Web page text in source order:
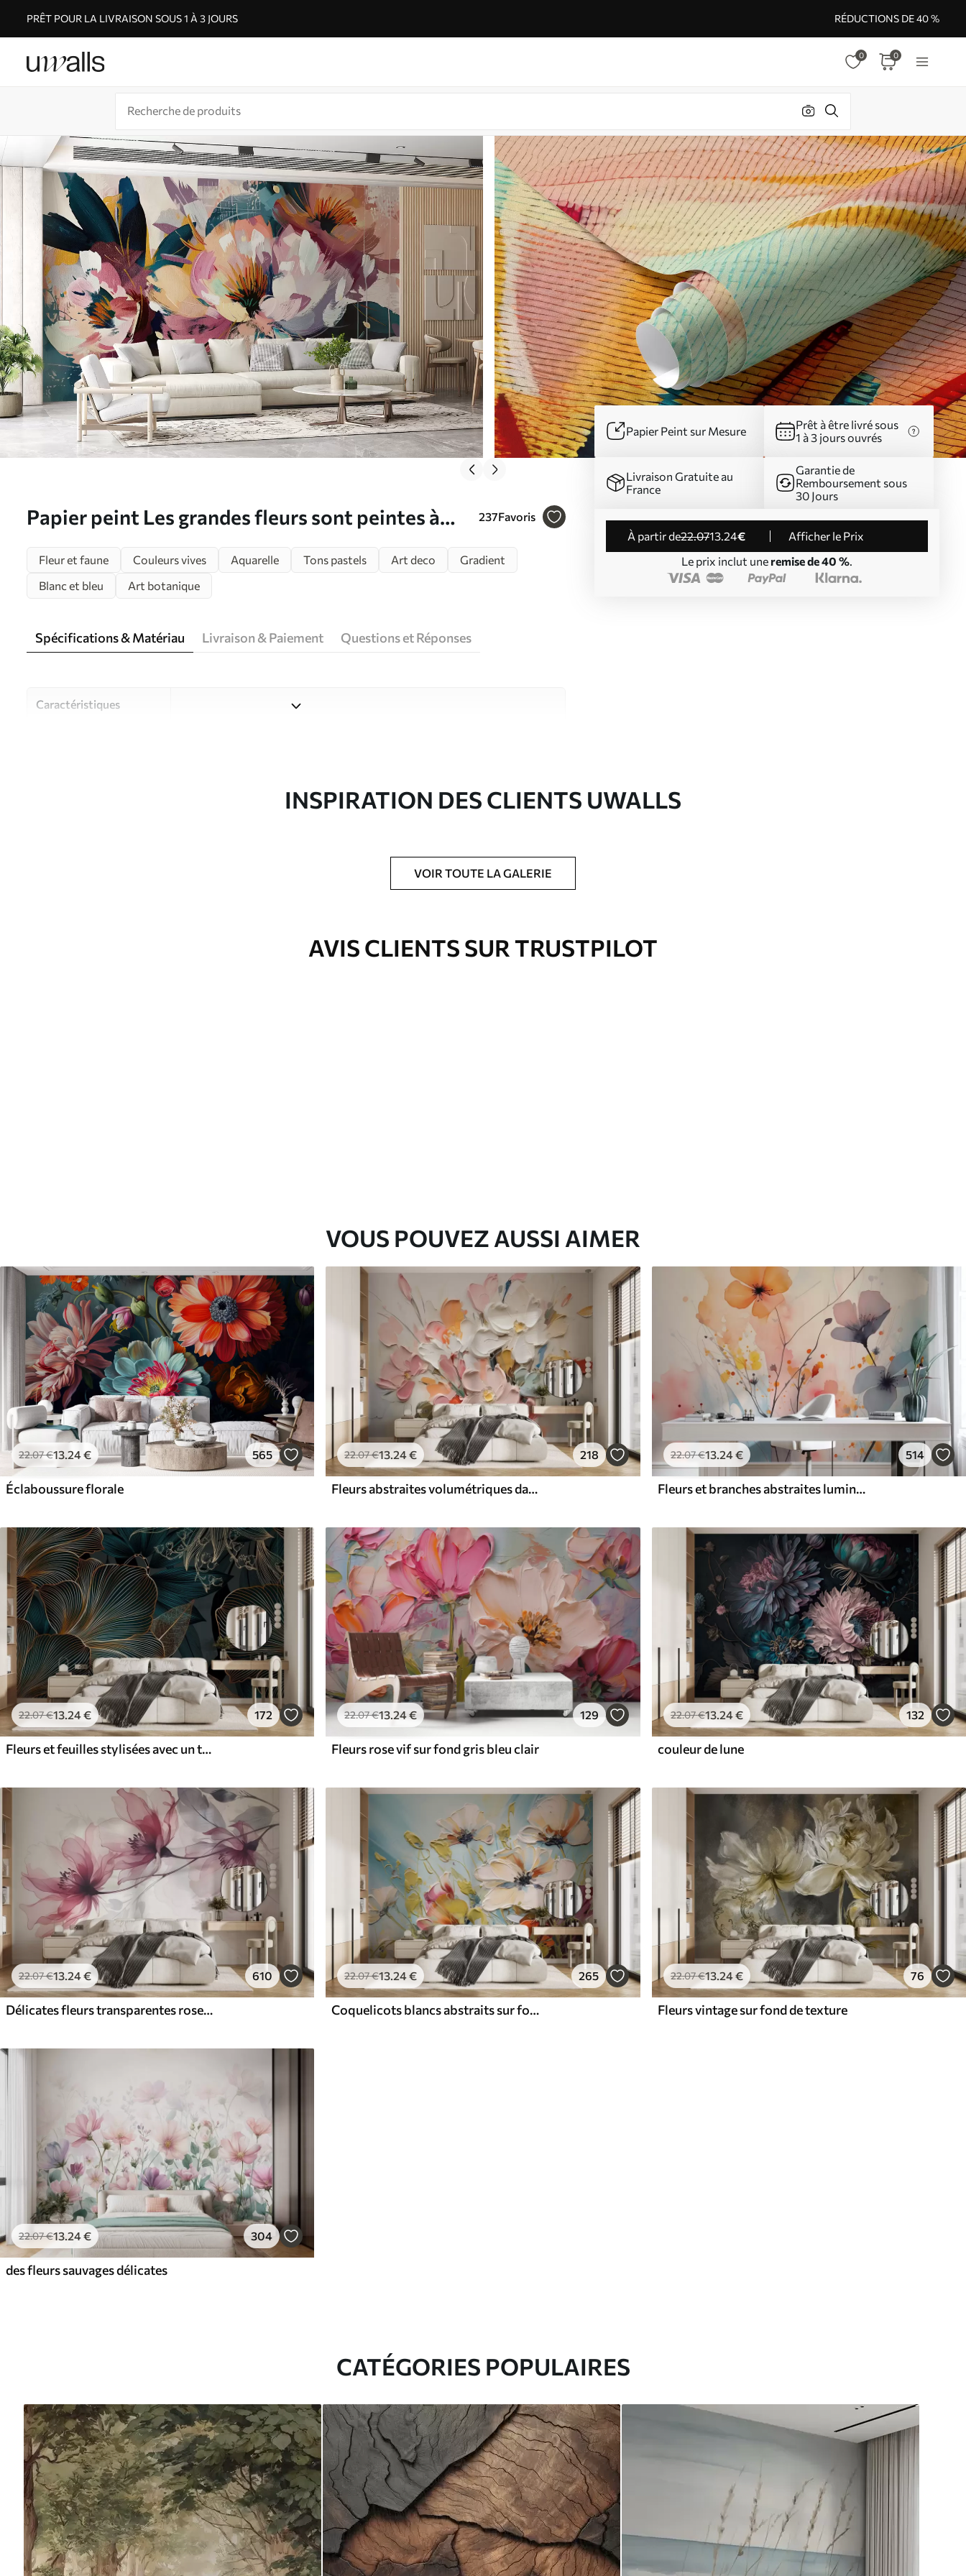
PRÊT POUR LA LIVRAISON SOUS 1 À 3 JOURS RÉDUCTIONS DE 40 %
0 0
Papier peint Les grandes fleurs sont peintes à
237Favoris
Papier Peint sur Mesure
Prêt à être livré sous
1 à 3 jours ouvrés
Livraison Gratuite au
France
Garantie de
Remboursement sous
30 Jours
à partir de22.0713.24€
Afficher le Prix
Le prix inclut une remise de 40 %.
Fleur et faune Couleurs vives Aquarelle Tons pastels Art deco
Gradient
Blanc et bleu
Art botanique
Spécifications & Matériau Livraison & Paiement Questions et Réponses
Caractéristiques
Studio de design Uwalls
Imprimé sur commande et livré en rouleaux jusqu’à 50 cm de large.
INSPIRATION DES CLIENTS UWALLS
VOIR TOUTE LA GALERIE
AVIS CLIENTS SUR TRUSTPILOT
VOUS POUVEZ AUSSI AIMER
22.07€13 .24€ 565
Éclaboussure florale
22.07€13 .24€ 218
Fleurs abstraites volumétriques dans le style de la peinture à l'huile
22.07€13.24€ 514
Fleurs et branches abstraites lumineuses avec des éclaboussures de peinture aquarelle mouillée
22.07€13.24€ 172
Fleurs et feuilles stylisées avec un travail de ligne complexe dans les tons sarcelle et jaune sur fond sombre
22.07€13.24€ 129
Fleurs rose vif sur fond gris bleu clair
22.07€13.24€ 132
couleur de lune
22.07€13 .24€ 610
Délicates fleurs transparentes roses et grises aux pétales doux et flous sur fond blanc
22.07€13 .24€ 265
Coquelicots blancs abstraits sur fond bleu, imitation de coups de pinceau
22.07€13.24€ 76
Fleurs vintage sur fond de texture
22.07€13.24€ 304
des fleurs sauvages délicates
CATÉGORIES POPULAIRES